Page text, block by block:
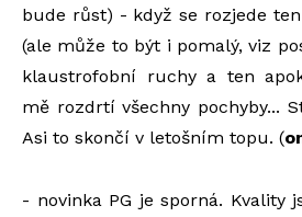
bude růst) - když se rozjede
(ale může to být i pomalý, viz
klaustrofobní ruchy a ten
mě rozdrtí všechny pochyby...
Asi to skončí v letošním topu. (
- novinka PG je sporná. Kvality